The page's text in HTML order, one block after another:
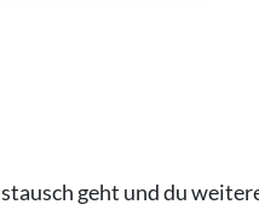
geht und du